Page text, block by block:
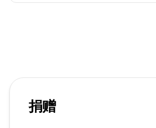
捐赠